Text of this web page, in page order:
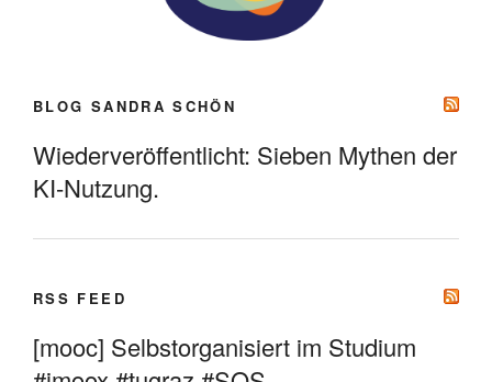
BLOG SANDRA SCHÖN
Wiederveröffentlicht: Sieben Mythen der
KI-Nutzung.
RSS FEED
[mooc] Selbstorganisiert im Studium